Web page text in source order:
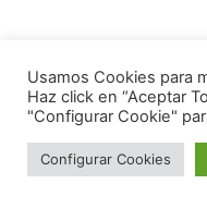
Usamos Cookies para
Haz click en “Aceptar
"Configurar Cookie"
Configurar Cookies